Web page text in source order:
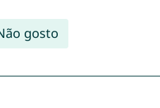
gosto